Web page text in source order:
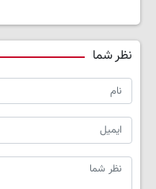
نظر شما